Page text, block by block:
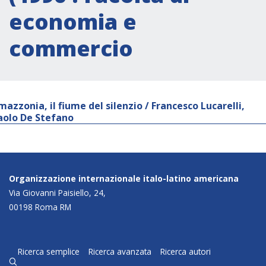
economia e
commercio
il fiume del silenzio / Francesco Lucarelli,
De Stefano
Organizzazione internazionale italo-latino americana
Via Giovanni Paisiello, 24,
00198 Roma RM
Ricerca semplice Ricerca avanzata Ricerca autori
q